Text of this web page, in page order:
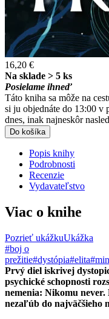
16,20 €
Na sklade > 5 ks
Posielame ihneď
Táto kniha sa môže na
si ju objednáte do 13:00 v
dnes, inak najneskôr
Do košíka
Popis knihy
Podrobnosti
Recenzie
Vydavateľstvo
Viac o knihe
Pozrieť ukážkuUkážka
#boj o
prežitie#dystópia#elita
Prvý diel iskrivej
psychické schopnosti
nemenia: Nikomu never.
nezaľúb do najväčšieho